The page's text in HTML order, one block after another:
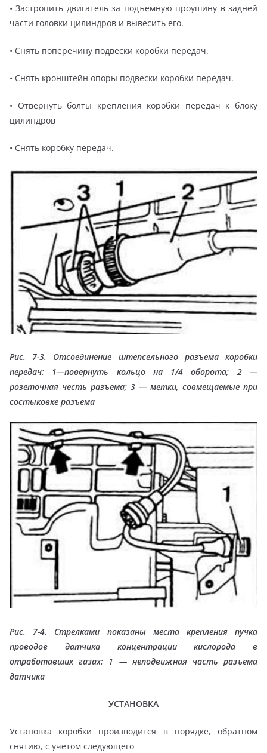
• Застропить двигатель за подъемную проушину в задней
части головки цилиндров и вывесить его.
• Снять поперечину подвески коробки передач.
• Снять кронштейн опоры подвески коробки передач.
• Отвернуть болты крепления коробки передач к блоку
цилиндров
• Снять коробку передач.
Рис. 7-3. Отсоединение штепсельного разъема коробки
передач: 1—повернуть кольцо на 1/4 оборота; 2 —
розеточная честь разъема; 3 — метки, совмещаемые при
состыковке разъема
Рис. 7-4. Стрелками показаны места крепления пучка
проводов датчика концентрации кислорода в
отработавших газах: 1 — неподвижная часть разъема
датчика
УСТАНОВКА
Установка коробки производится в порядке, обратном
снятию, с учетом следующего